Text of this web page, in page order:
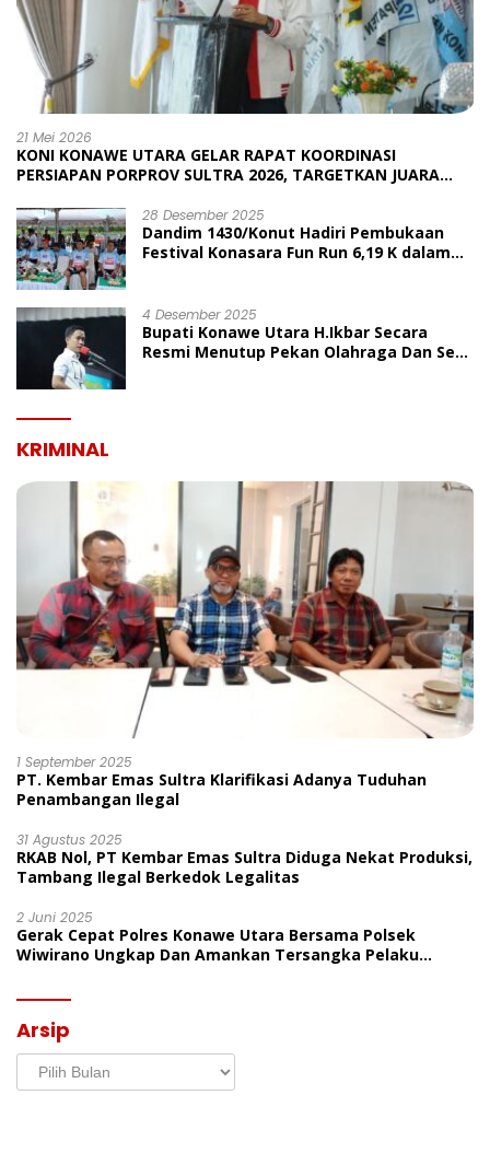
21 Mei 2026
KONI KONAWE UTARA GELAR RAPAT KOORDINASI
PERSIAPAN PORPROV SULTRA 2026, TARGETKAN JUARA
28 Desember 2025
Dandim 1430/Konut Hadiri Pembukaan
Festival Konasara Fun Run 6,19 K dalam
4 Desember 2025
Bupati Konawe Utara H.Ikbar Secara
Resmi Menutup Pekan Olahraga Dan Seni
KRIMINAL
1 September 2025
PT. Kembar Emas Sultra Klarifikasi Adanya Tuduhan
Penambangan Ilegal
31 Agustus 2025
RKAB Nol, PT Kembar Emas Sultra Diduga Nekat Produksi,
Tambang Ilegal Berkedok Legalitas
2 Juni 2025
Gerak Cepat Polres Konawe Utara Bersama Polsek
Wiwirano Ungkap Dan Amankan Tersangka Pelaku
Arsip
Arsip